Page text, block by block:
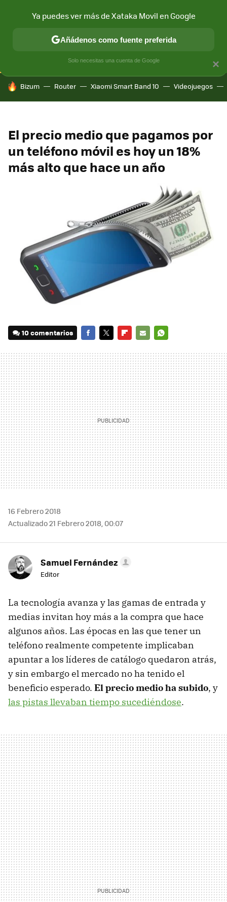
CONECTIVIDAD MÓVIL Y SOCIEDAD APLICACIONES
HOY SE HABLA DE
Bizum Router Xiaomi Smart Band 10 Videojuegos
El precio medio que pagamos por
un teléfono móvil es hoy un 18%
más alto que hace un año
10 comentarios
MAIL
16 Febrero 2018
Actualizado 21 Febrero 2018, 00:07
Samuel Fernández
Editor
La tecnología avanza y las gamas de entrada y
medias invitan hoy más a la compra que hace
algunos años. Las épocas en las que tener un
teléfono realmente competente implicaban
apuntar a los líderes de catálogo quedaron atrás,
y sin embargo el mercado no ha tenido el
beneficio esperado. El precio medio ha subido, y
las pistas llevaban tiempo sucediéndose.
×
Ya puedes ver más de Xataka Movil en Google
Añádenos como fuente preferida
Solo necesitas una cuenta de Google